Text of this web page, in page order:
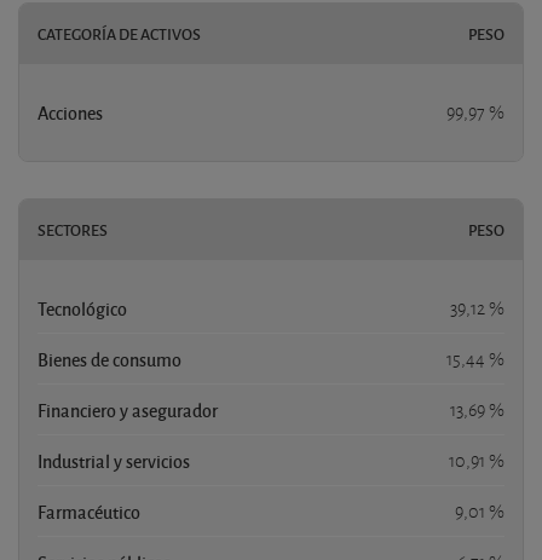
CATEGORÍA DE ACTIVOS PESO
Acciones 99,97 %
SECTORES PESO
Tecnológico 39,12 %
Bienes de consumo 15,44 %
Financiero y asegurador 13,69 %
Industrial y servicios 10,91 %
Farmacéutico 9,01 %